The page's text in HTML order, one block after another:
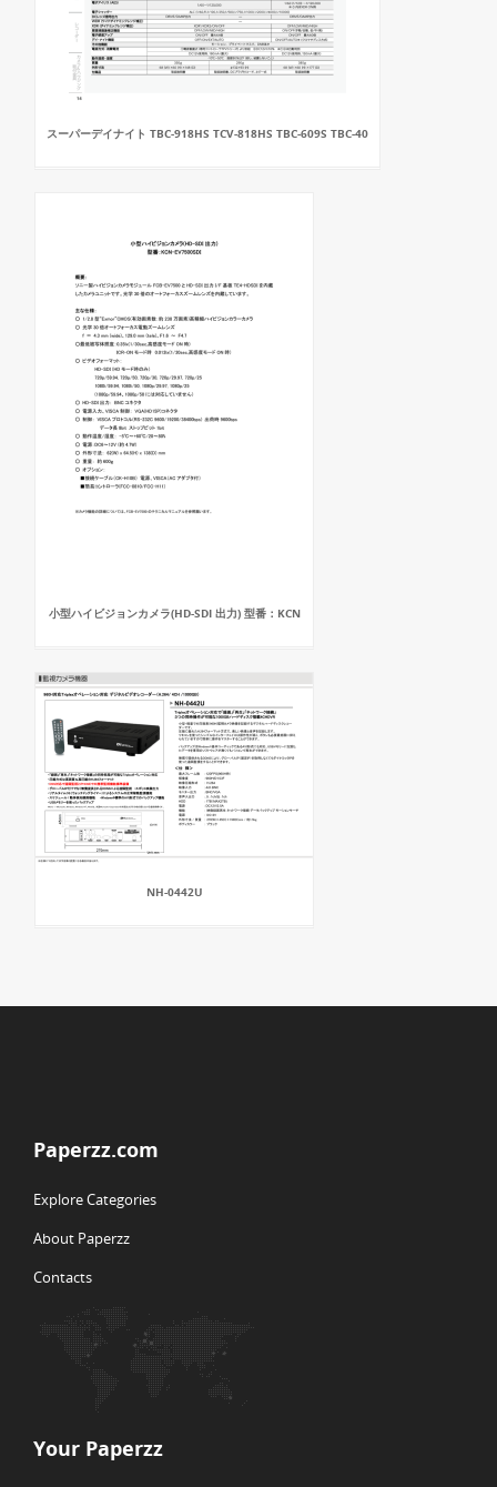
スーパーデイナイト TBC-918HS TCV-818HS TBC-609S TBC-40
小型ハイビジョンカメラ(HD-SDI 出力) 型番：KCN
NH-0442U
Paperzz.com
Explore Categories
About Paperzz
Contacts
Your Paperzz